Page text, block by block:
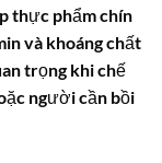
thực phẩm chín
và khoáng chất
trọng khi chế
người cần bồi